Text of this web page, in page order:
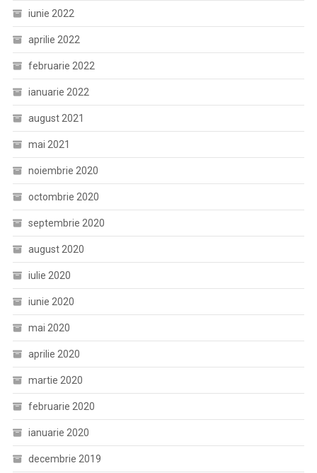
iunie 2022
aprilie 2022
februarie 2022
ianuarie 2022
august 2021
mai 2021
noiembrie 2020
octombrie 2020
septembrie 2020
august 2020
iulie 2020
iunie 2020
mai 2020
aprilie 2020
martie 2020
februarie 2020
ianuarie 2020
decembrie 2019